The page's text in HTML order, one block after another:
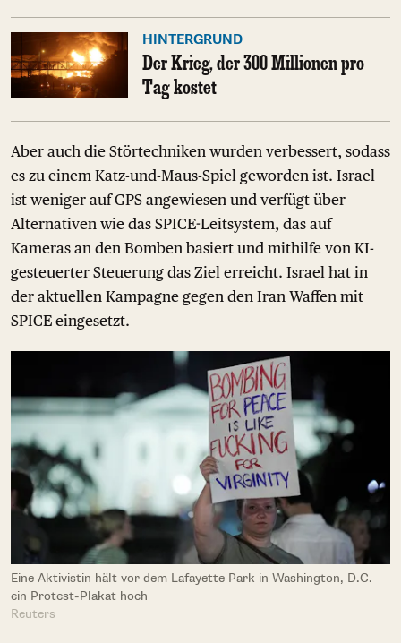
HINTERGRUND
Der Krieg, der 300 Millionen pro
Tag kostet
Aber auch die Störtechniken wurden verbessert, sodass
es zu einem Katz-und-Maus-Spiel geworden ist. Israel
ist weniger auf GPS angewiesen und verfügt über
Alternativen wie das SPICE-Leitsystem, das auf
Kameras an den Bomben basiert und mithilfe von KI-
gesteuerter Steuerung das Ziel erreicht. Israel hat in
der aktuellen Kampagne gegen den Iran Waffen mit
SPICE eingesetzt.
Eine Aktivistin hält vor dem Lafayette Park in Washington, D.C.
ein Protest-Plakat hoch
Reuters